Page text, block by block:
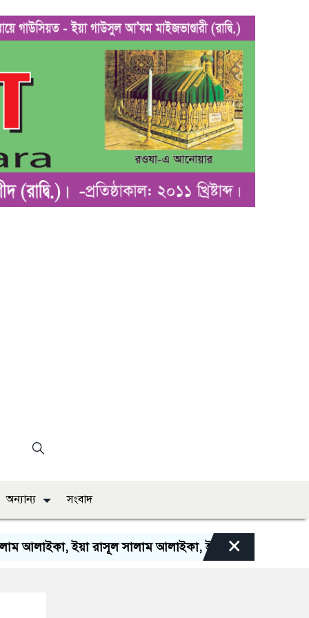
অন্যান্য সংবাদ
ইয়া রাসূল সালাম আলাইকা, ইয়া হাবীব সালাম আলাইকা,
×